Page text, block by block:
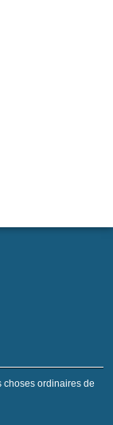
choses ordinaires de